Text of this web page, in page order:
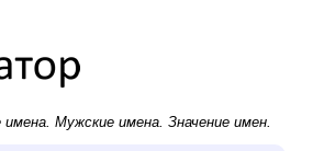
имена. Мужские имена. Значение имен.